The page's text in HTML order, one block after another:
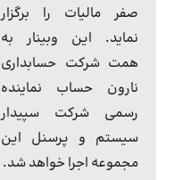
صفر مالیات را برگزار
نماید. این وبینار به
همت شرکت حسابداری
نارون حساب
نماینده
رسمی شرکت سپیدار
سیستم و پرسنل این
مجموعه اجرا خواهد شد.